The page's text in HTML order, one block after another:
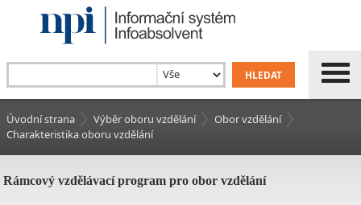
Úvodní strana Výběr oboru vzdělání
Obor vzdělání
Charakteristika oboru vzdělání
Rámcový vzdělávací program pro obor vzdělání